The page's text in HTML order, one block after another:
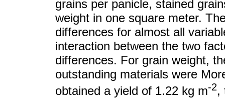
grains per panicle, stained
weight in one square meter.
differences for almost all
interaction between the two
differences. For grain weight,
outstanding materials were
obtained a yield of 1.22 kg m-2,